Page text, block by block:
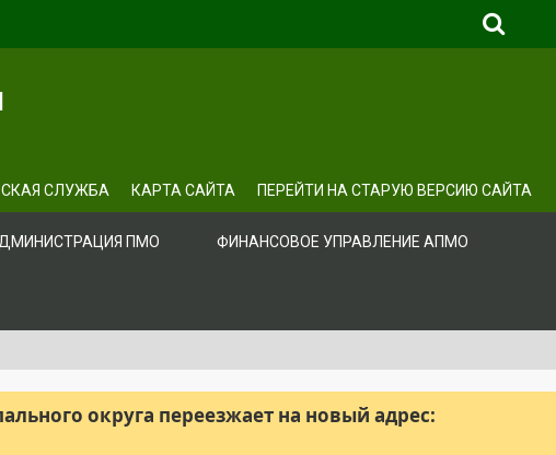
СЛУЖБА КАРТА САЙТА ПЕРЕЙТИ НА СТАРУЮ ВЕРСИЮ САЙТА
ПМО ФИНАНСОВОЕ УПРАВЛЕНИЕ АПМО
округа переезжает на новый адрес: